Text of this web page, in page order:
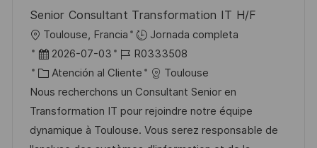
u
b
l
i
c
a
c
e
o
í
a
Senior Consultant Transformation IT H/F
U
b
c
a
c
Toulouse, Francia
Jornada completa
F
e
c
h
a
2026-07-03
I
D
d
e
e
R0333508
C
a
t
e
Atención al Cliente
Toulouse
Nous recherchons un Consultant Senior en
Transformation IT pour rejoindre notre équipe
dynamique à Toulouse. Vous serez responsable de